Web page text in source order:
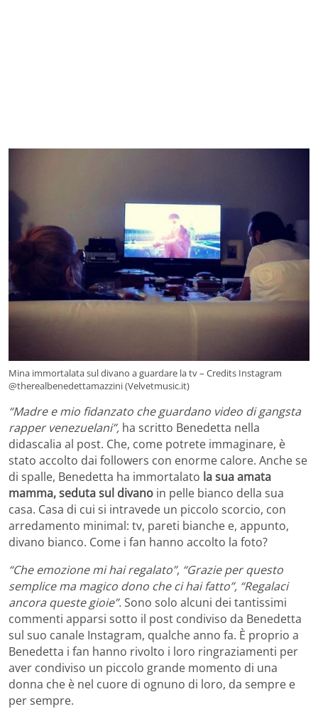
Mina immortalata sul divano a guardare la tv – Credits Instagram
@therealbenedettamazzini (Velvetmusic.it)
“Madre e mio fidanzato che guardano video di gangsta
rapper venezuelani”, ha scritto Benedetta nella
didascalia al post. Che, come potrete immaginare, è
stato accolto dai followers con enorme calore. Anche se
di spalle, Benedetta ha immortalato la sua amata
mamma, seduta sul divano in pelle bianco della sua
casa. Casa di cui si intravede un piccolo scorcio, con
arredamento minimal: tv, pareti bianche e, appunto,
divano bianco. Come i fan hanno accolto la foto?
“Che emozione mi hai regalato”, “Grazie per questo
semplice ma magico dono che ci hai fatto”, “Regalaci
ancora queste gioie”.Sono solo alcuni dei tantissimi
commenti apparsi sotto il post condiviso da Benedetta
sul suo canale Instagram, qualche anno fa. È proprio a
Benedetta i fan hanno rivolto i loro ringraziamenti per
aver condiviso un piccolo grande momento di una
donna che è nel cuore di ognuno di loro, da sempre e
per sempre.